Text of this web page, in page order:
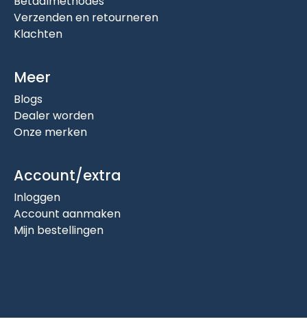
Verzenden en retourneren
Klachten
Meer
Blogs
Dealer worden
Onze merken
Account/extra
Inloggen
Account aanmaken
Mijn bestellingen